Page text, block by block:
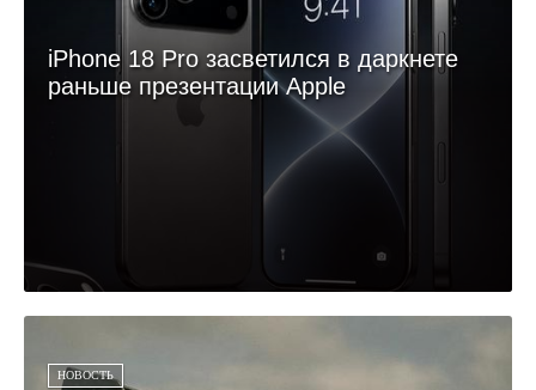
iPhone 18 Pro засветился в даркнете
раньше презентации Apple
НОВОСТЬ